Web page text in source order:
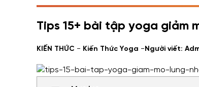
Tips 15+ bài tập yoga giảm
KIẾN THỨC - Kiến Thức Yoga -Người viết: